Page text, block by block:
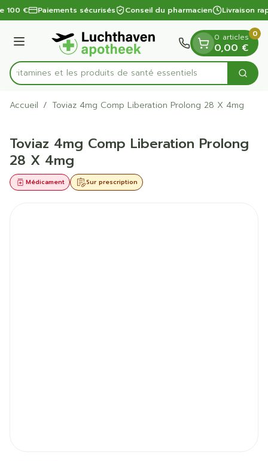
Aller au contenu
1 de 1
100 € Paiements sécurisés Conseil du pharmacien Livraison
Menu
Rechercher
vitamines et les produits de santé essentiels
0 articles
0,00 €
0
Accueil / Toviaz 4mg Comp Liberation Prolong 28 X 4mg
Toviaz 4mg Comp Liberation Prolong
28 X 4mg
Sur prescription
Médicament